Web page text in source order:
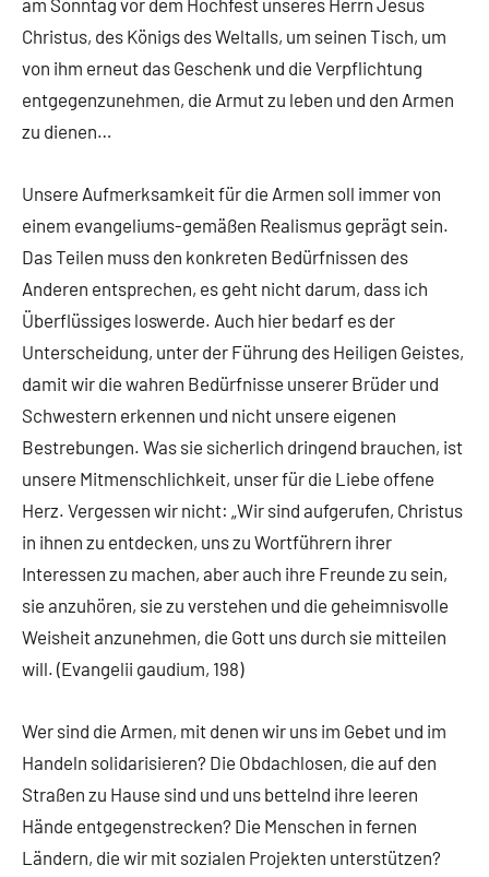
am Sonntag vor dem Hochfest unseres Herrn Jesus
Christus, des Königs des Weltalls, um seinen Tisch, um
von ihm erneut das Geschenk und die Verpflichtung
entgegenzunehmen, die Armut zu leben und den Armen
zu dienen…
Unsere Aufmerksamkeit für die Armen soll immer von
einem evangeliums-gemäßen Realismus geprägt sein.
Das Teilen muss den konkreten Bedürfnissen des
Anderen entsprechen, es geht nicht darum, dass ich
Überflüssiges loswerde. Auch hier bedarf es der
Unterscheidung, unter der Führung des Heiligen Geistes,
damit wir die wahren Bedürfnisse unserer Brüder und
Schwestern erkennen und nicht unsere eigenen
Bestrebungen. Was sie sicherlich dringend brauchen, ist
unsere Mitmenschlichkeit, unser für die Liebe offene
Herz. Vergessen wir nicht: „Wir sind aufgerufen, Christus
in ihnen zu entdecken, uns zu Wortführern ihrer
Interessen zu machen, aber auch ihre Freunde zu sein,
sie anzuhören, sie zu verstehen und die geheimnisvolle
Weisheit anzunehmen, die Gott uns durch sie mitteilen
will. (Evangelii gaudium, 198)
Wer sind die Armen, mit denen wir uns im Gebet und im
Handeln solidarisieren? Die Obdachlosen, die auf den
Straßen zu Hause sind und uns bettelnd ihre leeren
Hände entgegenstrecken? Die Menschen in fernen
Ländern, die wir mit sozialen Projekten unterstützen?